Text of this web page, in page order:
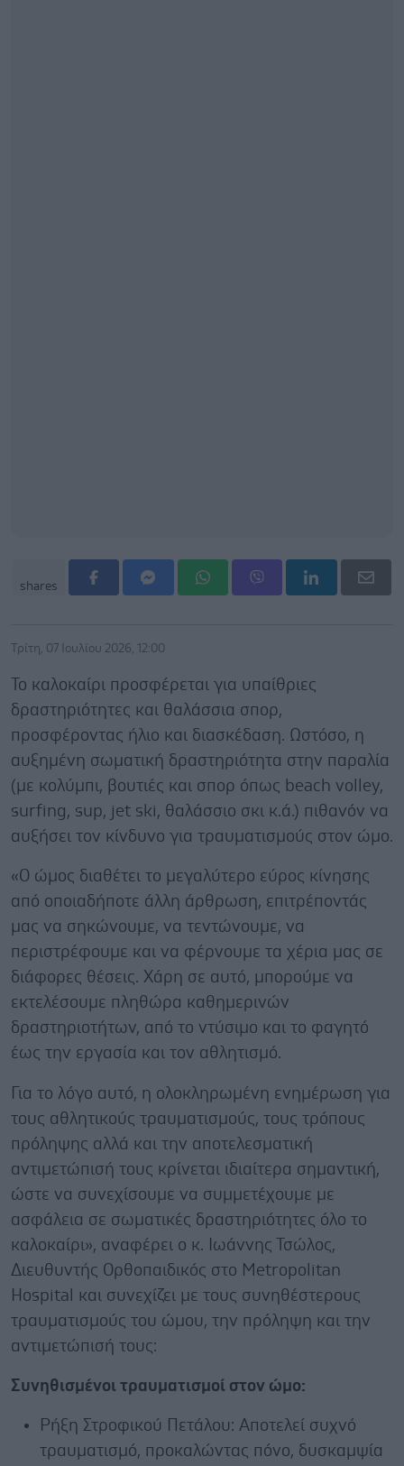
shares
Τρίτη, 07 Ιουλίου 2026, 12:00
Το καλοκαίρι προσφέρεται για υπαίθριες
δραστηριότητες και θαλάσσια σπορ,
προσφέροντας ήλιο και διασκέδαση. Ωστόσο, η
αυξημένη σωματική δραστηριότητα στην παραλία
(με κολύμπι, βουτιές και σπορ όπως beach volley,
surfing, sup, jet ski, θαλάσσιο σκι κ.ά.) πιθανόν να
αυξήσει τον κίνδυνο για τραυματισμούς στον ώμο.
«Ο ώμος διαθέτει το μεγαλύτερο εύρος κίνησης
από οποιαδήποτε άλλη άρθρωση, επιτρέποντάς
μας να σηκώνουμε, να τεντώνουμε, να
περιστρέφουμε και να φέρνουμε τα χέρια μας σε
διάφορες θέσεις. Χάρη σε αυτό, μπορούμε να
εκτελέσουμε πληθώρα καθημερινών
δραστηριοτήτων, από το ντύσιμο και το φαγητό
έως την εργασία και τον αθλητισμό.
Για το λόγο αυτό, η ολοκληρωμένη ενημέρωση για
τους αθλητικούς τραυματισμούς, τους τρόπους
πρόληψης αλλά και την αποτελεσματική
αντιμετώπισή τους κρίνεται ιδιαίτερα σημαντική,
ώστε να συνεχίσουμε να συμμετέχουμε με
ασφάλεια σε σωματικές δραστηριότητες όλο το
καλοκαίρι», αναφέρει ο κ. Ιωάννης Τσώλος,
Διευθυντής Ορθοπαιδικός στο Metropolitan
Hospital και συνεχίζει με τους συνηθέστερους
τραυματισμούς του ώμου, την πρόληψη και την
αντιμετώπισή τους:
Συνηθισμένοι τραυματισμοί στον ώμο:
Ρήξη Στροφικού Πετάλου: Αποτελεί συχνό
τραυματισμό, προκαλώντας πόνο, δυσκαμψία